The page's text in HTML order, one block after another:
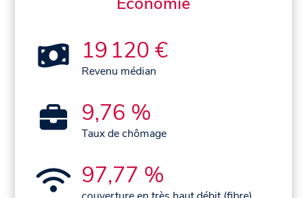
19 120 €
Revenu médian
9,76 %
Taux de chômage
97,77 %